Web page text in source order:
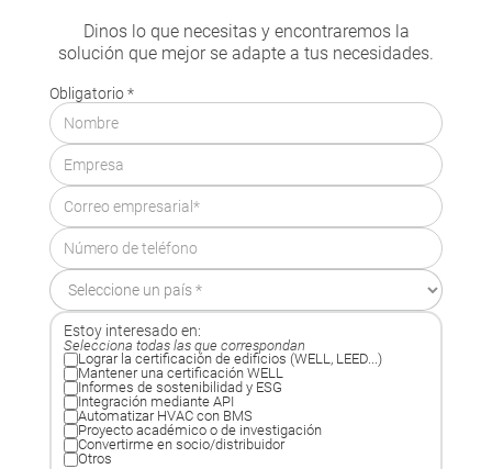
Dinos lo que necesitas y encontraremos la
solución que mejor se adapte a tus necesidades.
Obligatorio *
Estoy interesado en:
Selecciona todas las que correspondan
Lograr la certificación de edificios (WELL, LEED...)
Mantener una certificación WELL
Informes de sostenibilidad y ESG
Integración mediante API
Automatizar HVAC con BMS
Proyecto académico o de investigación
Convertirme en socio/distribuidor
Otros